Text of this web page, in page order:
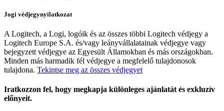
Jogi védjegynyilatkozat
A Logitech, a Logi, logóik és az összes többi Logitech védjegy a
Logitech Europe S.A. és/vagy leányvállalatainak védjegye vagy
bejegyzett védjegye az Egyesült Államokban és más országokban.
Minden más harmadik fél védjegye a megfelelő tulajdonosok
tulajdona. Tekintse meg az összes védjegyet
Iratkozzon fel, hogy megkapja különleges ajánlatát és exkluzív
előnyeit.